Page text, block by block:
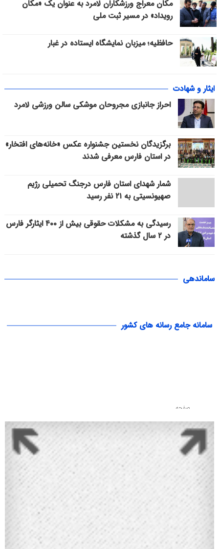
مکان معراج ورزشکاران لامرد به عنوان یک «مکان
رویداد» در مسیر ثبت ملی
حافظیه؛ میزبان نمایشگاه ایستاده در غبار
ایثار و شهادت
احراز جانبازی مجروحان موشکی سالن ورزشی لامرد
برگزیدگان نخستین جشنواره عکس «خانه‌های افتخار»
در استان فارس معرفی شدند
شمار شهدای استان فارس درجنگ تحمیلی رژیم
صهیونسیتی به ۲۱ نفر رسید
رسیدگی به مشکلات حقوقی بیش از ۴۰۰ ایثارگر فارس
در ۲ سال گذشته
ساماندهی
سامانه جامع رسانه های کشور